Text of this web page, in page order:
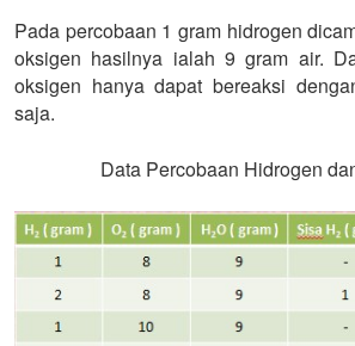
Pada percobaan 1 gram hidrogen
oksigen hasilnya ialah 9 gram air.
oksigen hanya dapat bereaksi
saja.
Data Percobaan Hidrogen